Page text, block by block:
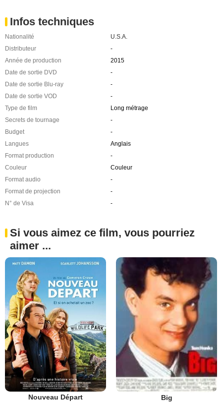
Infos techniques
Nationalité
U.S.A.
Distributeur
-
Année de production
2015
Date de sortie DVD
-
Date de sortie Blu-ray
-
Date de sortie VOD
-
Type de film
Long métrage
Secrets de tournage
-
Budget
-
Langues
Anglais
Format production
-
Couleur
Couleur
Format audio
-
Format de projection
-
N° de Visa
-
Si vous aimez ce film, vous pourriez
aimer ...
Nouveau Départ Big